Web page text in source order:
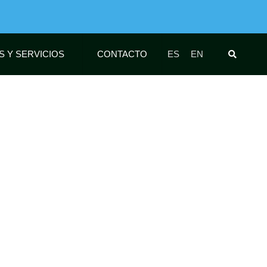
Y SERVICIOS CONTACTO ES EN